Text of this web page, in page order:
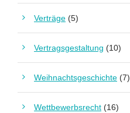
Verträge (5)
Vertragsgestaltung (10)
Weihnachtsgeschichte (7)
Wettbewerbsrecht (16)